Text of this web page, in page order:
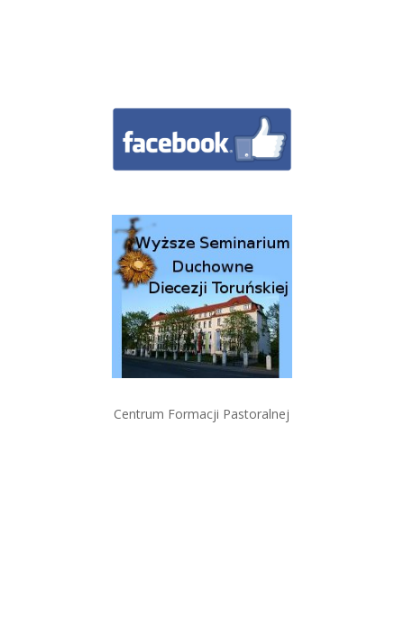
Centrum Formacji Pastoralnej